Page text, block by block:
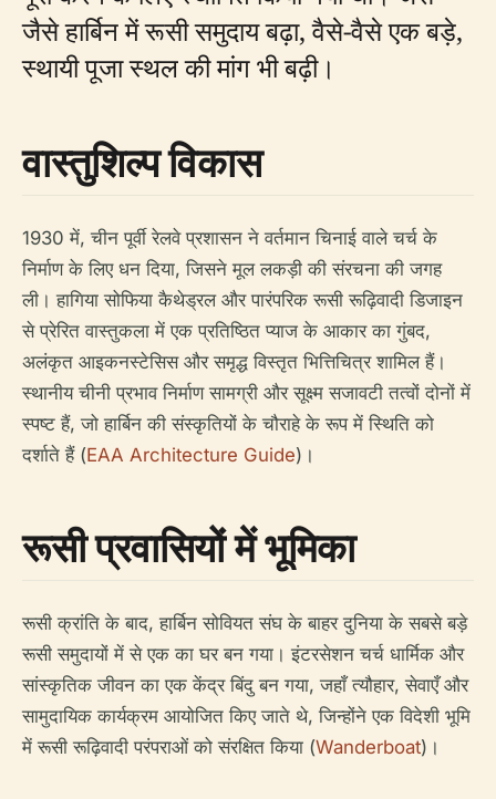
जैसे हार्बिन में रूसी समुदाय बढ़ा, वैसे-वैसे एक बड़े,
स्थायी पूजा स्थल की मांग भी बढ़ी।
वास्तुशिल्प विकास
1930 में, चीन पूर्वी रेलवे प्रशासन ने वर्तमान चिनाई वाले चर्च के
निर्माण के लिए धन दिया, जिसने मूल लकड़ी की संरचना की जगह
ली। हागिया सोफिया कैथेड्रल और पारंपरिक रूसी रूढ़िवादी डिजाइन
से प्रेरित वास्तुकला में एक प्रतिष्ठित प्याज के आकार का गुंबद,
अलंकृत आइकनस्टेसिस और समृद्ध विस्तृत भित्तिचित्र शामिल हैं।
स्थानीय चीनी प्रभाव निर्माण सामग्री और सूक्ष्म सजावटी तत्वों दोनों में
स्पष्ट हैं, जो हार्बिन की संस्कृतियों के चौराहे के रूप में स्थिति को
दर्शाते हैं (EAA Architecture Guide)।
रूसी प्रवासियों में भूमिका
रूसी क्रांति के बाद, हार्बिन सोवियत संघ के बाहर दुनिया के सबसे बड़े
रूसी समुदायों में से एक का घर बन गया। इंटरसेशन चर्च धार्मिक और
सांस्कृतिक जीवन का एक केंद्र बिंदु बन गया, जहाँ त्यौहार, सेवाएँ और
सामुदायिक कार्यक्रम आयोजित किए जाते थे, जिन्होंने एक विदेशी भूमि
में रूसी रूढ़िवादी परंपराओं को संरक्षित किया (Wanderboat)।